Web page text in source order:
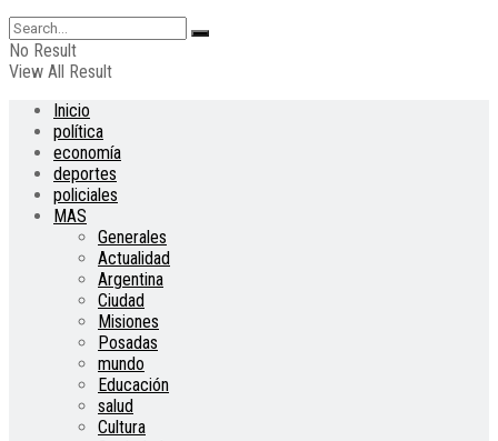
No Result
View All Result
Inicio
política
economía
deportes
policiales
MAS
Generales
Actualidad
Argentina
Ciudad
Misiones
Posadas
mundo
Educación
salud
Cultura